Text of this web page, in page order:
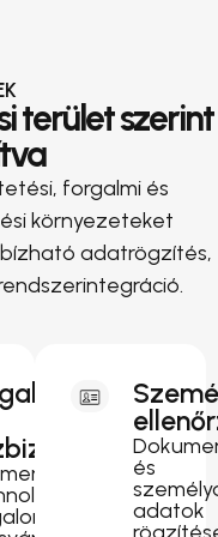
terület szerint
forgalmi és
környezeteket
adatrögzítés,
és
adatok